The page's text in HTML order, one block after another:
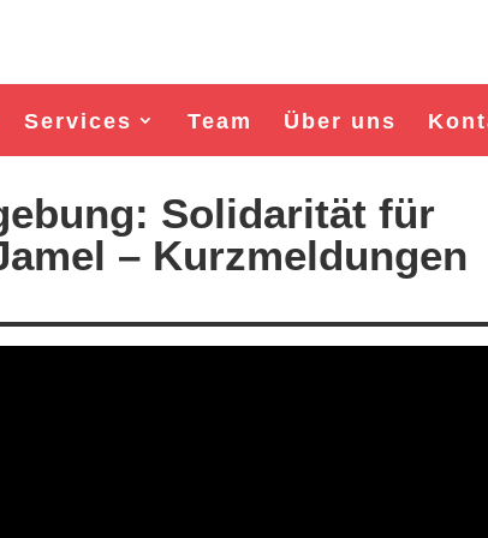
Services Team Über uns
Solidarität für
– Kurzmeldungen